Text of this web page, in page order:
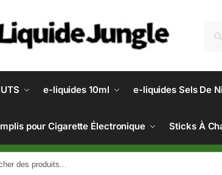
e-liquides 10ml e-liquides Sels De
pour Cigarette Électronique Sticks À